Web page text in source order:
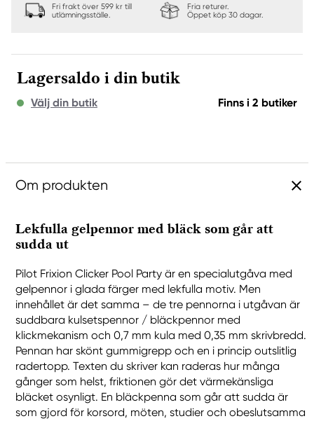
Fri frakt över 599 kr till
utlämningsställe.
Fria returer.
Öppet köp 30 dagar.
Lagersaldo i din butik
Välj din butik Finns i 2 butiker
Om produkten
Lekfulla gelpennor med bläck som går att
sudda ut
Pilot Frixion Clicker Pool Party är en specialutgåva med
gelpennor i glada färger med lekfulla motiv. Men
innehållet är det samma – de tre pennorna i utgåvan är
suddbara kulsetspennor / bläckpennor med
klickmekanism och 0,7 mm kula med 0,35 mm skrivbredd.
Pennan har skönt gummigrepp och en i princip outslitlig
radertopp. Texten du skriver kan raderas hur många
gånger som helst, friktionen gör det värmekänsliga
bläcket osynligt. En bläckpenna som går att sudda är
som gjord för korsord, möten, studier och obeslutsamma